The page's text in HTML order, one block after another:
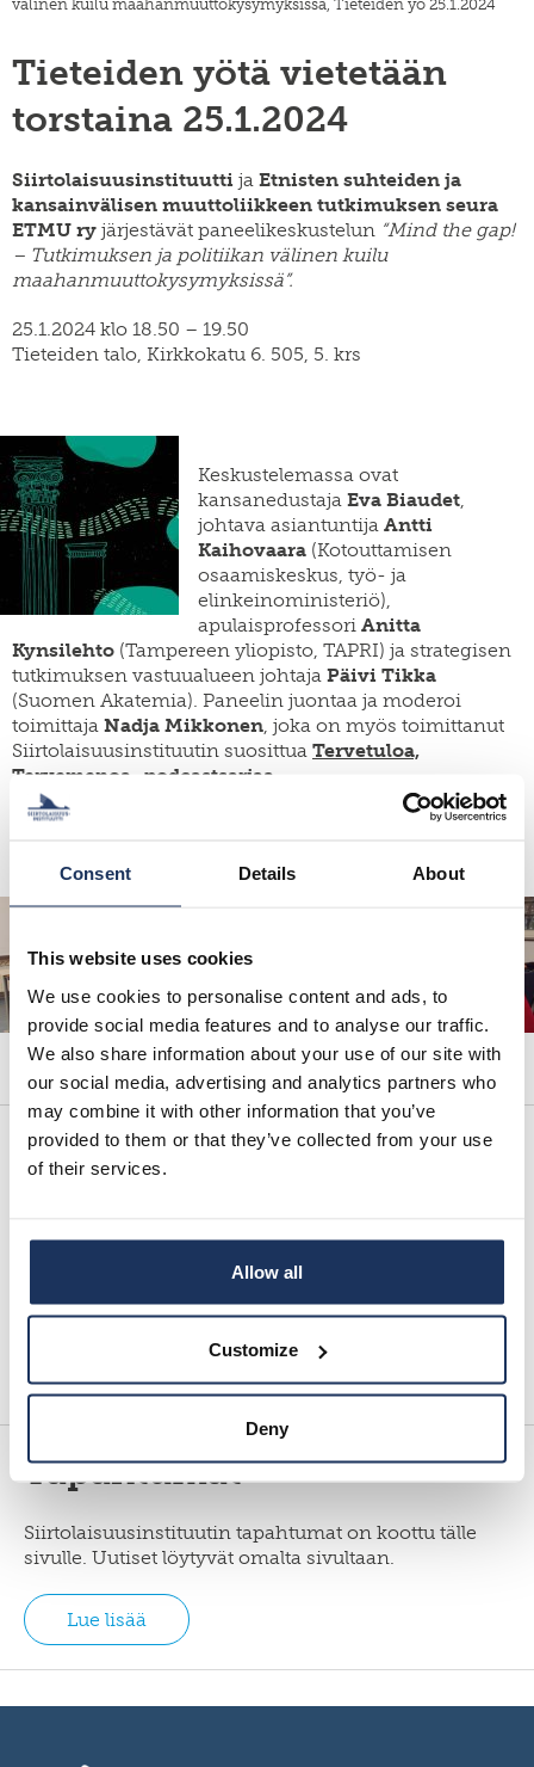
Consent Details About
This website uses cookies
We use cookies to personalise content and ads, to
provide social media features and to analyse our traffic.
We also share information about your use of our site with
our social media, advertising and analytics partners who
may combine it with other information that you’ve
provided to them or that they’ve collected from your use
of their services.
Allow all
Customize
Deny
muuttoliike
yearbook
of
population
research
kiertävä
näyttely
julkaise
meillä
apurahat
SWE
välinen kuilu maahanmuuttokysymyksissä, Tieteiden yö 25.1.2024
Tieteiden yötä vietetään
torstaina 25.1.2024
Siirtolaisuusinstituutti ja Etnisten suhteiden ja
kansainvälisen muuttoliikkeen tutkimuksen seura
ETMU ry järjestävät paneelikeskustelun “Mind the gap!
– Tutkimuksen ja politiikan välinen kuilu
maahanmuuttokysymyksissä”.
25.1.2024 klo 18.50 – 19.50
Tieteiden talo, Kirkkokatu 6. 505, 5. krs
Keskustelemassa ovat
kansanedustaja Eva Biaudet,
johtava asiantuntija Antti
Kaihovaara (Kotouttamisen
osaamiskeskus, työ- ja
elinkeinoministeriö),
apulaisprofessori Anitta
Kynsilehto (Tampereen yliopisto, TAPRI) ja strategisen
tutkimuksen vastuualueen johtaja Päivi Tikka
(Suomen Akatemia). Paneelin juontaa ja moderoi
toimittaja Nadja Mikkonen, joka on myös toimittanut
Siirtolaisuusinstituutin suosittua Tervetuloa,
Tervemenoa -podcastsarjaa
Lue lisää ja tervetuloa mukaan!
Etusivu
muuttoliikkeiden tutkimukseen että
dokumentoimiseen erikoistunut laitos Suomessa.
suomalaisten elämän…
Tapahtumat
Siirtolaisuusinstituutin tapahtumat on koottu tälle
sivulle. Uutiset löytyvät omalta sivultaan.
Lue lisää